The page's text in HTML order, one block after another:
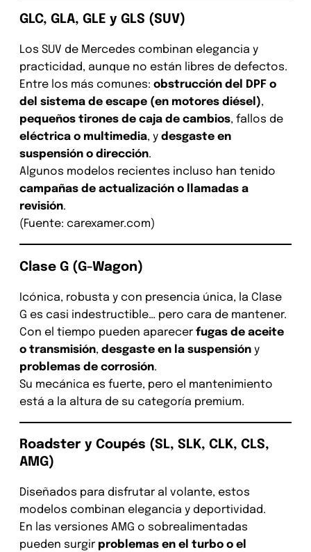
GLC, GLA, GLE y GLS (SUV)
Los SUV de Mercedes combinan elegancia y
practicidad, aunque no están libres de defectos.
Entre los más comunes: obstrucción del DPF o
del sistema de escape (en motores diésel),
pequeños tirones de caja de cambios, fallos de
eléctrica o multimedia, y desgaste en
suspensión o dirección.
Algunos modelos recientes incluso han tenido
campañas de actualización o llamadas a
revisión.
(Fuente: carexamer.com)
Clase G (G-Wagon)
Icónica, robusta y con presencia única, la Clase
G es casi indestructible… pero cara de mantener.
Con el tiempo pueden aparecer fugas de aceite
o transmisión, desgaste en la suspensión y
problemas de corrosión.
Su mecánica es fuerte, pero el mantenimiento
está a la altura de su categoría premium.
Roadster y Coupés (SL, SLK, CLK, CLS,
AMG)
Diseñados para disfrutar al volante, estos
modelos combinan elegancia y deportividad.
En las versiones AMG o sobrealimentadas
pueden surgir problemas en el turbo o el